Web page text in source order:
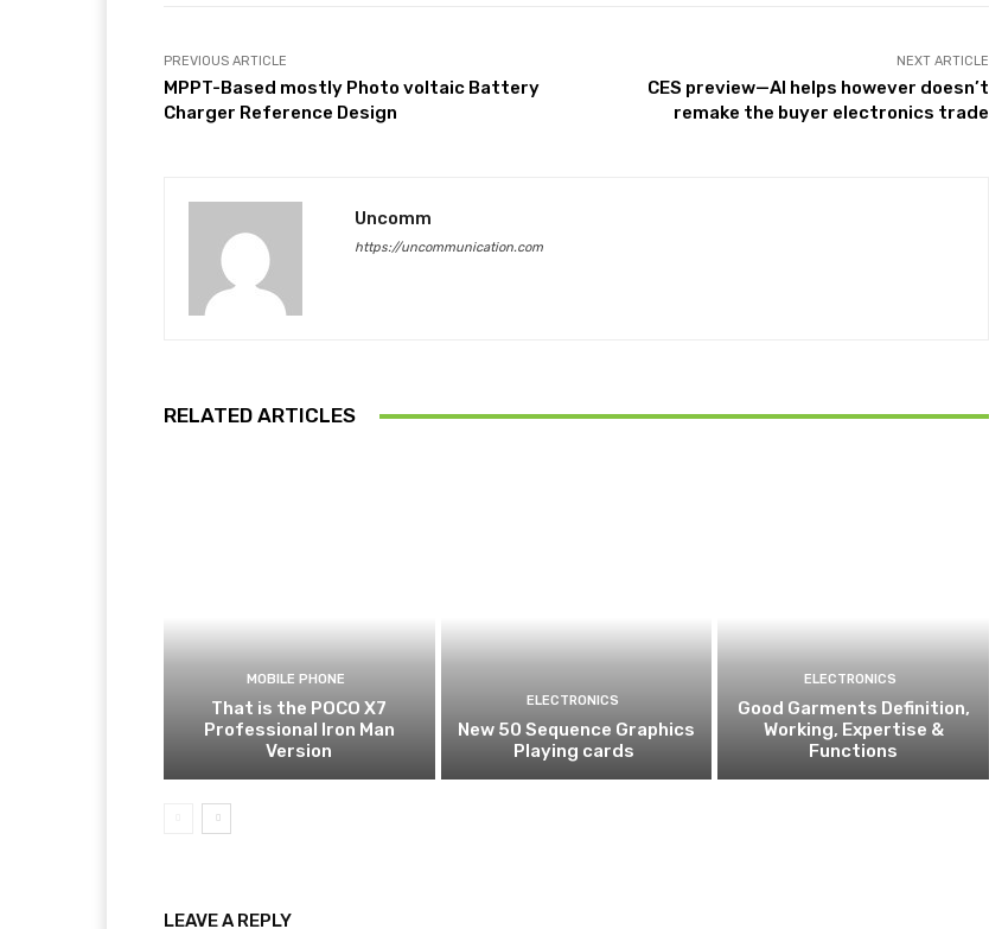
PREVIOUS ARTICLE
MPPT-Based mostly Photo voltaic Battery
Charger Reference Design
NEXT ARTICLE
CES preview—AI helps however doesn’t
remake the buyer electronics trade
Uncomm
https://uncommunication.com
RELATED ARTICLES
MOBILE PHONE
That is the POCO X7
Professional Iron Man
Version
ELECTRONICS
New 50 Sequence Graphics
Playing cards
ELECTRONICS
Good Garments Definition,
Working, Expertise &
Functions
LEAVE A REPLY